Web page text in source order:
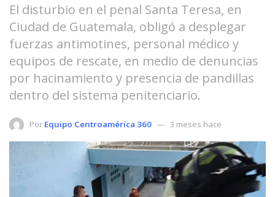
El disturbio en el penal Santa Teresa, en
Ciudad de Guatemala, obligó a desplegar
fuerzas antimotines, personal médico y
equipos de rescate, en medio de denuncias
por hacinamiento y presencia de pandillas
dentro del sistema penitenciario.
Por Equipo Centroamérica 360 3 meses hace